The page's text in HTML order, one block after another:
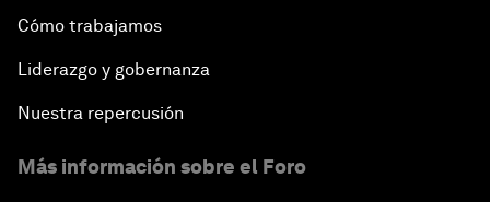
Cómo trabajamos
Liderazgo y gobernanza
Nuestra repercusión
Más información sobre el Foro